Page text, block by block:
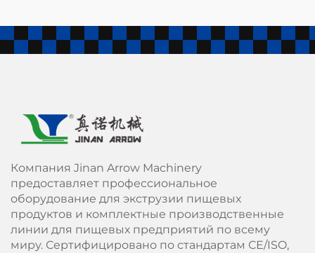
Компания Jinan Arrow Machinery
предоставляет профессиональное
оборудование для экструзии пищевых
продуктов и комплектные производственные
линии для пищевых предприятий по всему
миру. Сертифицировано по стандартам СЕ/ISO,